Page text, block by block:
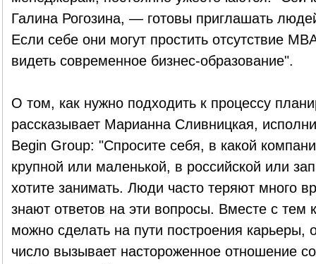
Галина Рогозина, — готовы приглашать
Если себе они могут простить отсутствие
видеть современное бизнес-образование".
О том, как нужно подходить к процессу
рассказывает Марианна Сливницкая,
Begin Group: "Спросите себя, в какой
крупной или маленькой, в российской или
хотите занимать. Люди часто теряют много
знают ответов на эти вопросы. Вместе с тем
можно сделать на пути построения карьеры,
число вызывает настороженное отношение